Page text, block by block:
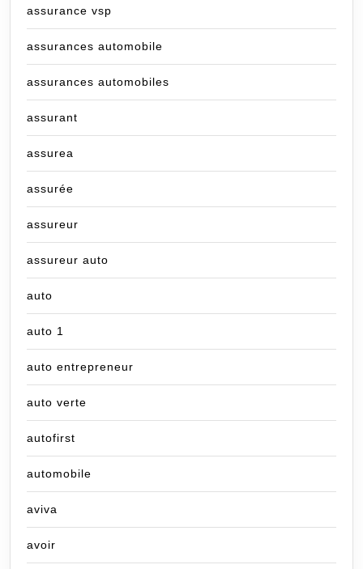
assurance vsp
assurances automobile
assurances automobiles
assurant
assurea
assurée
assureur
assureur auto
auto
auto 1
auto entrepreneur
auto verte
autofirst
automobile
aviva
avoir